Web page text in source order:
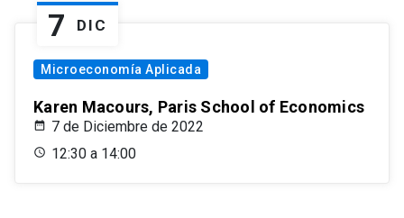
7 DIC
Microeconomía Aplicada
Karen Macours, Paris School of Economics
7 de Diciembre de 2022
12:30 a 14:00